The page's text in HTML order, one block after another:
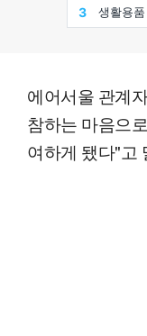
에어서울 관계
참하는 마음으
여하게 됐다"고